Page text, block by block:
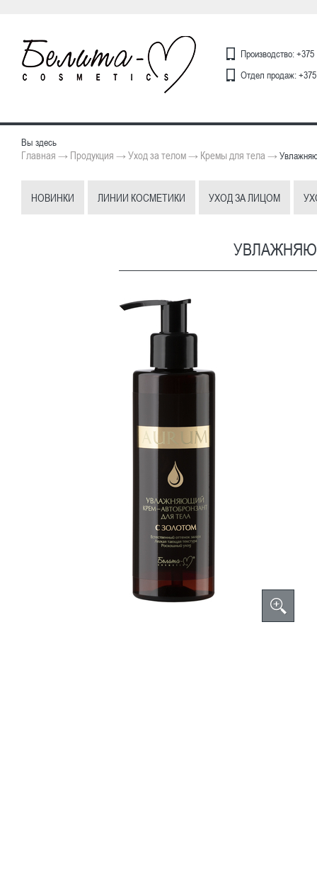
Производство:
Отдел продаж:
Вы здесь
Главная → Продукция →Уход за телом→ Кремы для тела →
НОВИНКИ ЛИНИИ КОСМЕТИКИ УХОД ЗА ЛИЦОМ